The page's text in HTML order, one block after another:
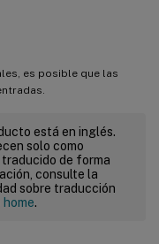
es posible que las
está en inglés.
solo como
de forma
consulte la
sobre traducción
.